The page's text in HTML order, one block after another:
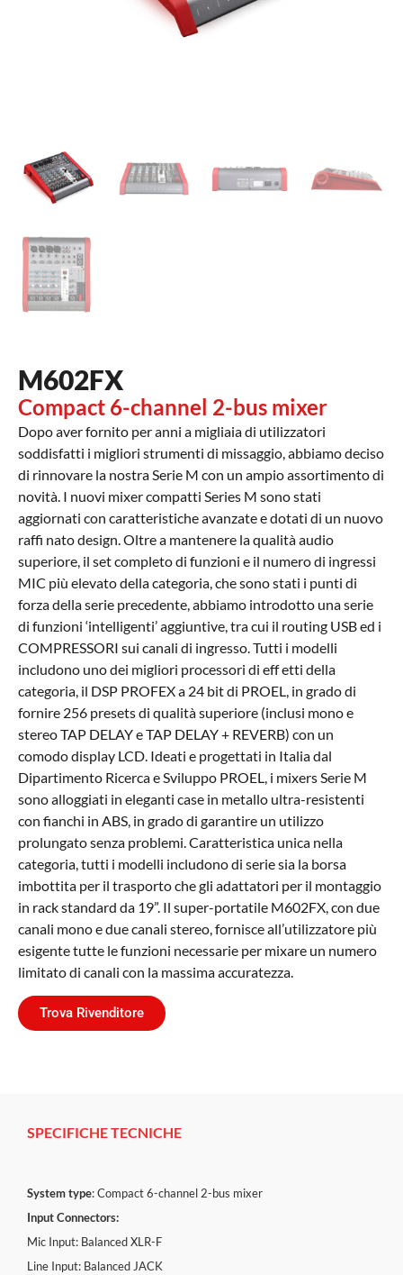
M602FX
Compact 6-channel 2-bus mixer
Dopo aver fornito per anni a migliaia di utilizzatori
soddisfatti i migliori strumenti di missaggio, abbiamo deciso
di rinnovare la nostra Serie M con un ampio assortimento di
novità. I nuovi mixer compatti Series M sono stati
aggiornati con caratteristiche avanzate e dotati di un nuovo
raffi nato design. Oltre a mantenere la qualità audio
superiore, il set completo di funzioni e il numero di ingressi
MIC più elevato della categoria, che sono stati i punti di
forza della serie precedente, abbiamo introdotto una serie
di funzioni ‘intelligenti’ aggiuntive, tra cui il routing USB ed i
COMPRESSORI sui canali di ingresso. Tutti i modelli
includono uno dei migliori processori di eff etti della
categoria, il DSP PROFEX a 24 bit di PROEL, in grado di
fornire 256 presets di qualità superiore (inclusi mono e
stereo TAP DELAY e TAP DELAY + REVERB) con un
comodo display LCD. Ideati e progettati in Italia dal
Dipartimento Ricerca e Sviluppo PROEL, i mixers Serie M
sono alloggiati in eleganti case in metallo ultra-resistenti
con fianchi in ABS, in grado di garantire un utilizzo
prolungato senza problemi. Caratteristica unica nella
categoria, tutti i modelli includono di serie sia la borsa
imbottita per il trasporto che gli adattatori per il montaggio
in rack standard da 19”. Il super-portatile M602FX, con due
canali mono e due canali stereo, fornisce all’utilizzatore più
esigente tutte le funzioni necessarie per mixare un numero
limitato di canali con la massima accuratezza.
Trova Rivenditore
SPECIFICHE TECNICHE
System type: Compact 6-channel 2-bus mixer
Input Connectors:
Mic Input: Balanced XLR-F
Line Input: Balanced JACK